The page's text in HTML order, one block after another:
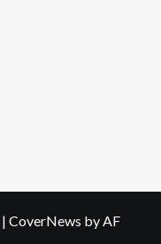
| CoverNews by AF